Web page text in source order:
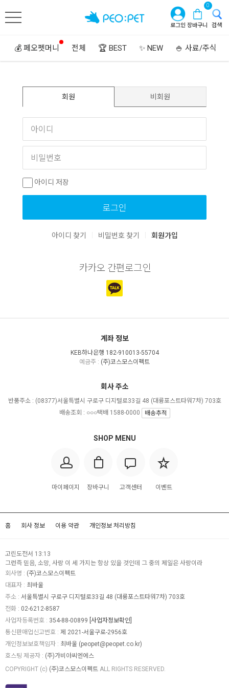
로그인 장바구니
0
검색
💰 페오펫머니 전체 🏆 BEST ✨ NEW 🍚 사료/주식
회원 비회원
아이디 저장
로그인
아이디 찾기 비밀번호 찾기 회원가입
카카오 간편로그인
계좌 정보
KEB하나은행 182-910013-55704
예금주 : (주)코스모스이펙트
SHOP MENU
마이페이지 장바구니 고객센터 이벤트
회사 주소
반품주소 : (08377)서울특별시 구로구 디지털로33길 48 (대륭포스트타워7차) 703호
배송조회 : ○○○택배 1588-0000
배송추적
홈 회사 정보 이용 약관 개인정보 처리방침
고린도전서 13:13
그런즉 믿음, 소망, 사랑 이 세 가지는 항상 있을 것인데 그 중의 제일은 사랑이라
회사명 : (주)코스모스이펙트
대표자 : 최바울
주소 : 서울특별시 구로구 디지털로33길 48 (대륭포스트타워7차) 703호
전화 : 02-6212-8587
사업자등록번호 : 354-88-00899 [사업자정보확인]
통신판매업신고번호 : 제 2021-서울구로-2956호
개인정보보호책임자 : 최바울 (peopet@peopet.co.kr)
호스팅 제공자 : (주)가비아씨엔에스
COPYRIGHT (c) (주)코스모스이펙트 ALL RIGHTS RESERVED.